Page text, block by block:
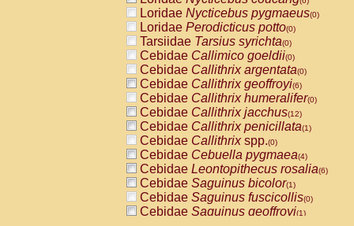
Loridae Nycticebus pygmaeus(0)
Loridae Perodicticus potto(0)
Tarsiidae Tarsius syrichta(0)
Cebidae Callimico goeldii(0)
Cebidae Callithrix argentata(0)
Cebidae Callithrix geoffroyi(6)
Cebidae Callithrix humeralifer(0)
Cebidae Callithrix jacchus(12)
Cebidae Callithrix penicillata(1)
Cebidae Callithrixspp.(0)
Cebidae Cebuella pygmaea(4)
Cebidae Leontopithecus rosalia(6)
Cebidae Saguinus bicolor(1)
Cebidae Saguinus fuscicollis(0)
Cebidae Saguinus geoffroyi(1)